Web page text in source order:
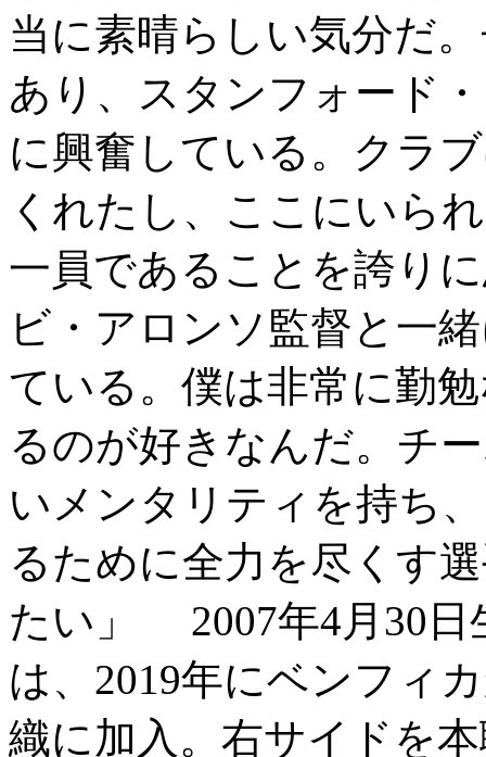
当に素晴らしい気分だ
あり、スタンフォード
に興奮している。クラ
くれたし、ここにいら
一員であることを誇り
ビ・アロンソ監督と一
ている。僕は非常に勤
るのが好きなんだ。チ
いメンタリティを持ち
るために全力を尽くす
たい」 2007年4月30日
は、2019年にベンフィ
織に加入。右サイドを